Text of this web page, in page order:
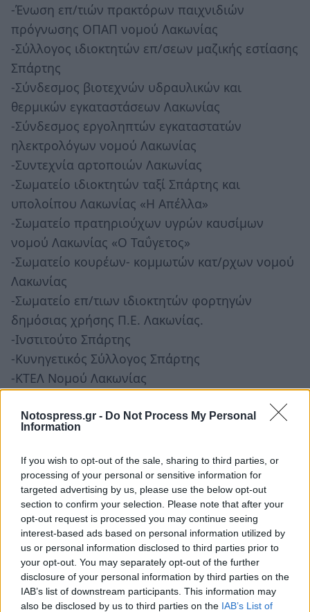
Notospress.gr - Do Not Process My Personal
Information
If you wish to opt-out of the sale, sharing to third parties, or
processing of your personal or sensitive information for
targeted advertising by us, please use the below opt-out
section to confirm your selection. Please note that after your
opt-out request is processed you may continue seeing
interest-based ads based on personal information utilized by
us or personal information disclosed to third parties prior to
your opt-out. You may separately opt-out of the further
disclosure of your personal information by third parties on the
IAB’s list of downstream participants. This information may
also be disclosed by us to third parties on the IAB’s List of
-Ένωση επ/τιών πρακτόρων παιχνιδιών
πρόγνωσης ΟΠΑΠ νομού Λακωνίας
-Σύλλογος ιδιοκτητών επ/σεων μαζικής εστίασης
Σπάρτης
-Σύνδεσμος βιοτεχνών υδραυλικών και
θερμικών εγκαταστάσεων Λακωνίας
-Σύνδεσμος εργοληπτών εγκαταστατών
ηλεκτρολόγων νομού Λακωνίας
-Συντεχνία αρτοποιών Λακωνίας
-Σωματείο ιδιοκτητών ταξί Σπάρτης και
υπολοίπου Λακωνίας «Η Απέλλα»
-Σωματείο πρατηριούχων υγρών καυσίμων
νομού Λακωνίας «Ο Ταΰγετος»
-Σωματείο κουρέων- κομμωτών κατ/ρχων νομού
Λακωνίας
-Σωματείο επ/τιων ιδιοκτητών φορτηγών
δημόσιας χρήσης Π.Ε. Λακωνίας.
-Ινστιτούτο Σπάρτης
-Κυνηγετικός Σύλλογος Σπάρτης
-ΚΤΕΛ Νομού Λακωνίας
TAGS: ΠΕΡΙΒΑΛΛΟΝ